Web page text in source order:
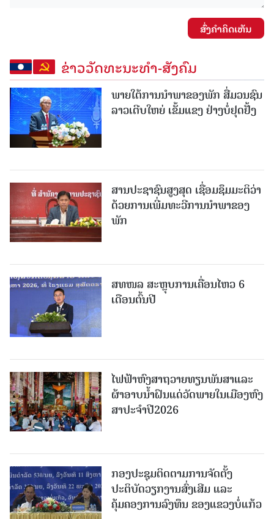
ສົ່ງຄໍາຄິດເຫັນ
ຂ່າວວັດທະນະທຳ-ສັງຄົມ
ພາຍໃຕ້ການນໍາພາຂອງພັກ ສື່ມວນຊົນ
ລາວເຕີບໃຫຍ່ ເຂັ້ມແຂງ ຢ່າງບໍ່ຢຸດຢັ້ງ
ສານປະຊາຊົນສູງສຸດ ເຊື່ອມຊຶມມະຕິວ່າ
ດ້ວຍການເພີ່ມທະວີການນຳພາຂອງ
ພັກ
ສທໜລ ສະຫຼຸບການເຄື່ອນໄຫວ 6
ເດືອນຕົ້ນປີ
ໄຟຟ້າຫົງສາຖວາຍທຽນພັນສາແລະ
ຜ້າອາບນໍ້າຝົນແດ່ວັດພາຍໃນເມືອງຫົງ
ສາປະຈໍາປີ2026
ກອງປະຊຸມຕິດຕາມການຈັດຕັ້ງ
ປະຕິບັດວຽກງານສົ່ງເສີມ ແລະ
ຄຸ້ມຄອງການລົງທຶນ ຂອງແຂວງບໍ່ແກ້ວ